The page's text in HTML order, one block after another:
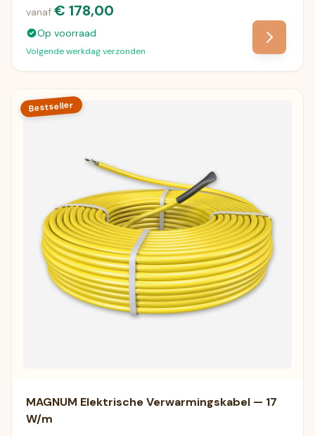
vanaf € 178,00
Op voorraad
Volgende werkdag verzonden
Bestseller
MAGNUM Elektrische Verwarmingskabel — 17
W/m